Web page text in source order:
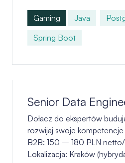
Gaming Java
Spring Boot
Senior Data
Dołącz do ekspertów
rozwijaj swoje
B2B: 150 – 180 PLN
Lokalizacja: Kraków